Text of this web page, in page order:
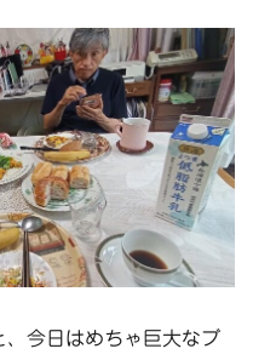
今日はめちゃ巨大なブ